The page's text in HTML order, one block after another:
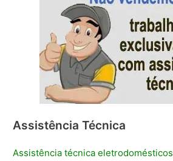
Assistência Técnica
Assistência técnica eletrodomésticos